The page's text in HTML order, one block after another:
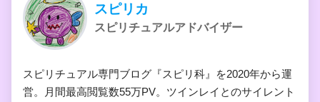
スピリカ
スピリチュアルアドバイザー
スピリチュアル専門ブログ『スピリ科』を2020年から運
営。月間最高閲覧数55万PV。ツインレイとのサイレント